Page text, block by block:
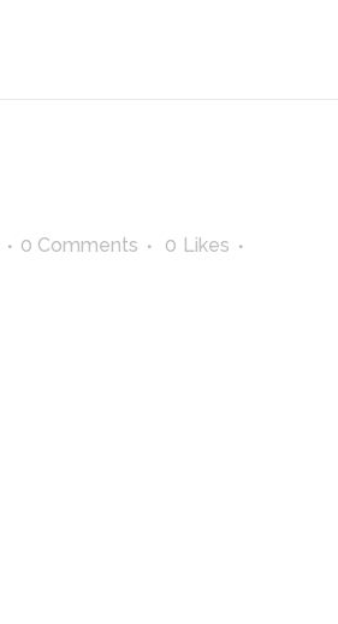
0 Comments 0 Likes